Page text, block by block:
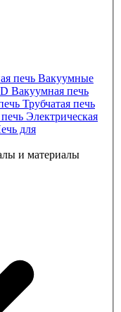
печь Вакуумные
Вакуумная печь
Трубчатая печь
Электрическая
для
и материалы